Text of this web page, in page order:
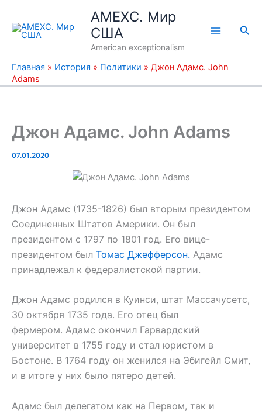
содержимому
AMEXC. Мир
США
American exceptionalism
Главная » История » Политики » Джон Адамс. John
Adams
Джон Адамс. John Adams
07.01.2020
Джон Адамс (1735-1826) был вторым президентом
Соединенных Штатов Америки. Он был
президентом с 1797 по 1801 год. Его вице-
президентом был Томас Джефферсон. Адамс
принадлежал к федералистской партии.
Джон Адамс родился в Куинси, штат Массачусетс,
30 октября 1735 года. Его отец был
фермером. Адамс окончил Гарвардский
университет в 1755 году и стал юристом в
Бостоне. В 1764 году он женился на Эбигейл Смит,
и в итоге у них было пятеро детей.
Адамс был делегатом как на Первом, так и